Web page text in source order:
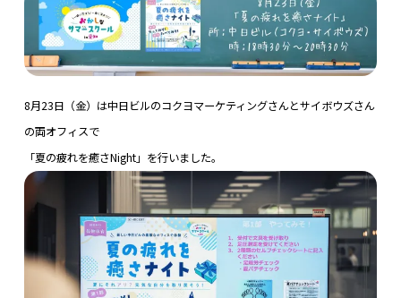
8月23日（金）は中日ビルのコクヨマーケティングさんとサイボウズさん
の両オフィスで
「夏の疲れを癒さNight」を行いました。